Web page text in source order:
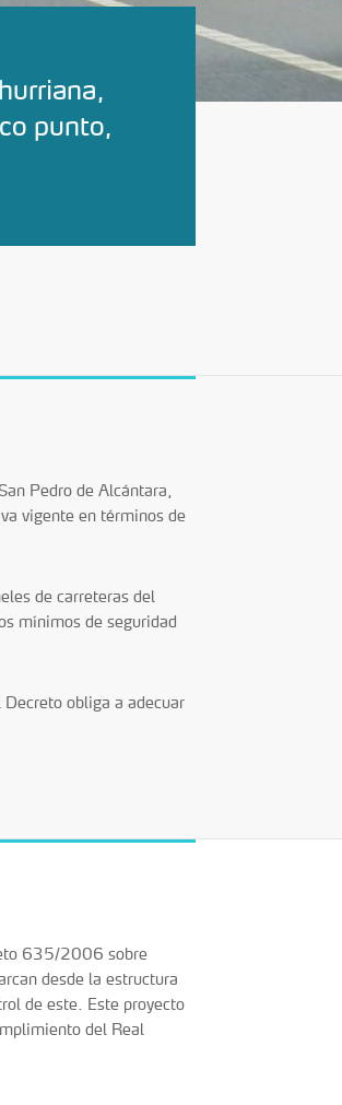
punto,
Pedro de Alcántara,
vigente en términos de
de carreteras del
mínimos de seguridad
obliga a adecuar
635/2006 sobre
desde la estructura
de este. Este proyecto
del Real